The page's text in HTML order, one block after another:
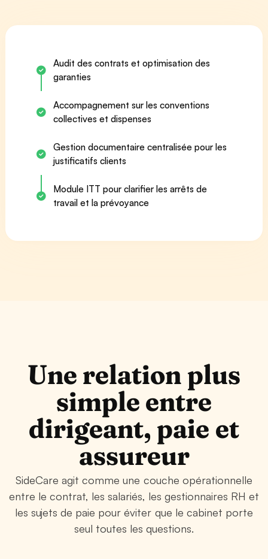
Audit des contrats et optimisation des
garanties
Accompagnement sur les conventions
collectives et dispenses
Gestion documentaire centralisée pour les
justificatifs clients
Module ITT pour clarifier les arrêts de
travail et la prévoyance
Une relation plus
simple entre
dirigeant, paie et
assureur
SideCare agit comme une couche opérationnelle
entre le contrat, les salariés, les gestionnaires RH et
les sujets de paie pour éviter que le cabinet porte
seul toutes les questions.